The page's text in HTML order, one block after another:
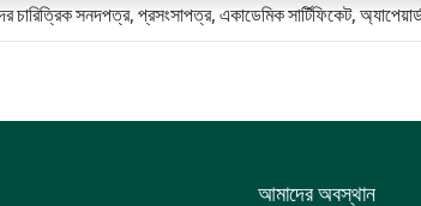
চারিত্রিক সনদপত্র, প্রসংসাপত্র, একাডেমিক সার্টিফিকেট,
আমাদের অবস্থান